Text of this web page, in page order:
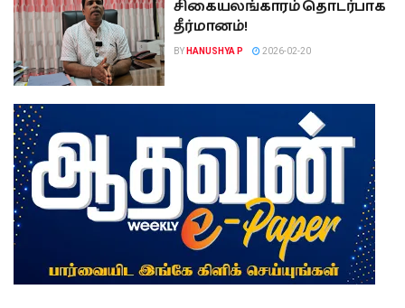
சிகையலங்காரம் தொடர்பாக
தீர்மானம்!
BY HANUSHYA P 2026-02-20